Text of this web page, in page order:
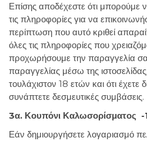
Επίσης αποδέχεστε ότι μπορούμε
τις πληροφορίες για να
περίπτωση που αυτό κριθεί
όλες τις πληροφορίες που
προχωρήσουμε την παραγγελία
παραγγελίας μέσω της
τουλάχιστον 18 ετών και ότι έχετε
συνάπτετε δεσμευτικές συμβάσεις.
3α. Κουπόνι Καλωσορίσματος -
Εάν δημιουργήσετε λογαριασμό